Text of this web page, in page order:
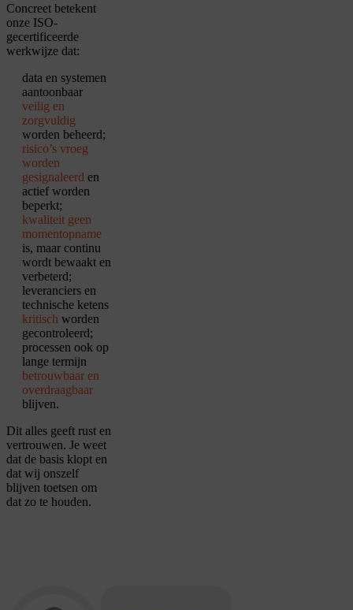
Concreet betekent
onze ISO-
gecertificeerde
werkwijze dat:
data en systemen
aantoonbaar
veilig en
zorgvuldig
worden beheerd;
risico’s vroeg
worden
gesignaleerd en
actief worden
beperkt;
kwaliteit geen
momentopname
is, maar continu
wordt bewaakt en
verbeterd;
leveranciers en
technische ketens
kritisch worden
gecontroleerd;
processen ook op
lange termijn
betrouwbaar en
overdraagbaar
blijven.
Dit alles geeft rust en
vertrouwen. Je weet
dat de basis klopt en
dat wij onszelf
blijven toetsen om
dat zo te houden.